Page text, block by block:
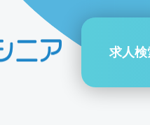
求人検